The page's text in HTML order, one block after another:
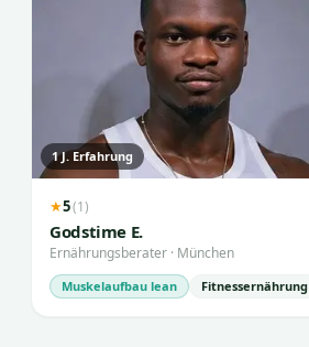
1J. Erfahrung
★5(1)
Godstime E.
Ernährungsberater · München
Muskelaufbau lean Fitnessernährung